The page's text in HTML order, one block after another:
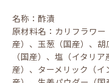
名称：酢漬
原材料名：カリフラワ
産）、玉葱（国産）、
（国産）、塩（イタリ
産）、ターメリック（